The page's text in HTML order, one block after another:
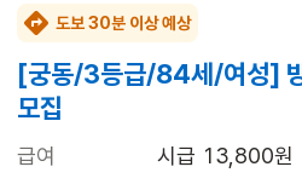
도보 30분 이상 예상
[궁동/3등급/84세/여성]
모집
급여
시급 13,800원